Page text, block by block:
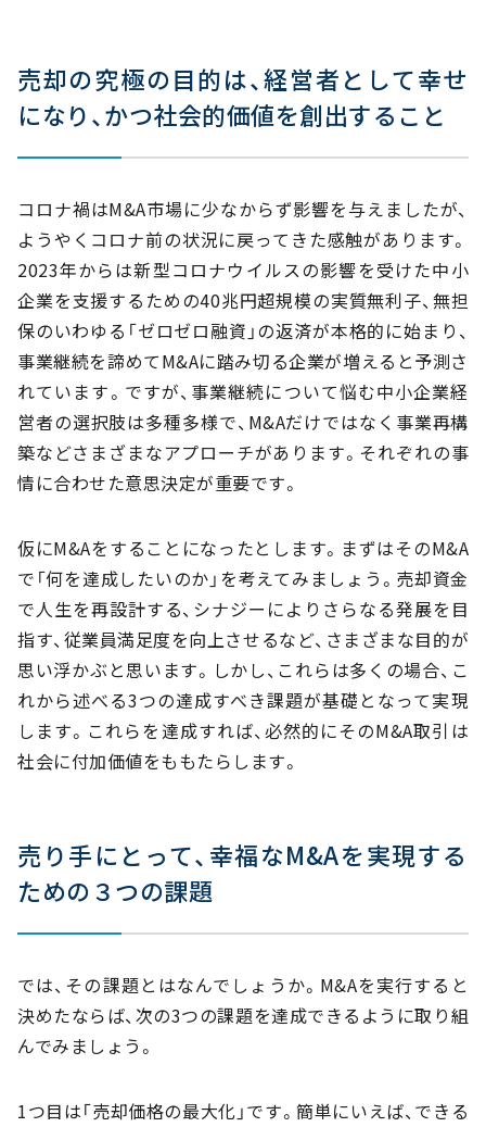
売却の究極の目的は、経営者として幸せ
になり、かつ社会的価値を創出すること
コロナ禍はM&A市場に少なからず影響を与えましたが、
ようやくコロナ前の状況に戻ってきた感触があります。
2023年からは新型コロナウイルスの影響を受けた中小
企業を支援するための40兆円超規模の実質無利子、無担
保のいわゆる「ゼロゼロ融資」の返済が本格的に始まり、
事業継続を諦めてM&Aに踏み切る企業が増えると予測さ
れています。ですが、事業継続について悩む中小企業経
営者の選択肢は多種多様で、M&Aだけではなく事業再構
築などさまざまなアプローチがあります。それぞれの事
情に合わせた意思決定が重要です。
仮にM&Aをすることになったとします。まずはそのM&A
で「何を達成したいのか」を考えてみましょう。売却資金
で人生を再設計する、シナジーによりさらなる発展を目
指す、従業員満足度を向上させるなど、さまざまな目的が
思い浮かぶと思います。しかし、これらは多くの場合、こ
れから述べる3つの達成すべき課題が基礎となって実現
します。これらを達成すれば、必然的にそのM&A取引は
社会に付加価値をももたらします。
売り手にとって、幸福なM&Aを実現する
ための３つの課題
では、その課題とはなんでしょうか。M&Aを実行すると
決めたならば、次の3つの課題を達成できるように取り組
んでみましょう。
1つ目は「売却価格の最大化」です。簡単にいえば、できる